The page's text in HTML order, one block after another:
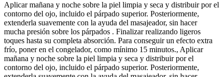
Aplicar mañana y noche sobre la piel limpia y seca y distribuir por el
contorno del ojo, incluido el párpado superior. Posteriormente,
extenderla suavemente con la ayuda del masajeador, sin hacer
mucha presión sobre los párpados . Finalizar realizando ligeros
toques hasta su completa absorción. Para conseguir un efecto extra
frío, poner en el congelador, como mínimo 15 minutos., Aplicar
mañana y noche sobre la piel limpia y seca y distribuir por el
contorno del ojo, incluido el párpado superior. Posteriormente,